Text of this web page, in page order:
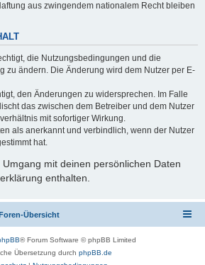
aus zwingendem nationalem Recht bleiben
die Nutzungsbedingungen und die
zu ändern. Die Änderung wird dem Nutzer per E-
den Änderungen zu widersprechen. Im Falle
das zwischen dem Betreiber und dem Nutzer
mit sofortiger Wirkung.
als anerkannt und verbindlich, wenn der Nutzer
hat.
mit deinen persönlichen Daten
enthalten.
Übersicht
® Forum Software © phpBB Limited
Übersetzung durch phpBB.de